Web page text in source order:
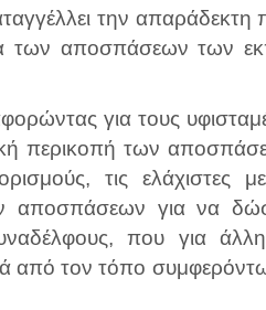
την απαράδεκτη
των αποσπάσεων των
για τους
περικοπή των
τις ελάχιστες
αποσπάσεων για να
που για
από τον τόπο συμφερόντων